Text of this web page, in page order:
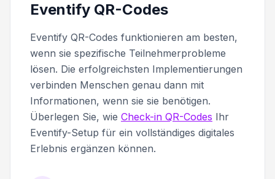
Eventify QR-Codes
Eventify QR-Codes funktionieren am besten,
wenn sie spezifische Teilnehmerprobleme
lösen. Die erfolgreichsten Implementierungen
verbinden Menschen genau dann mit
Informationen, wenn sie sie benötigen.
Überlegen Sie, wie Check-in QR-Codes Ihr
Eventify-Setup für ein vollständiges digitales
Erlebnis ergänzen können.